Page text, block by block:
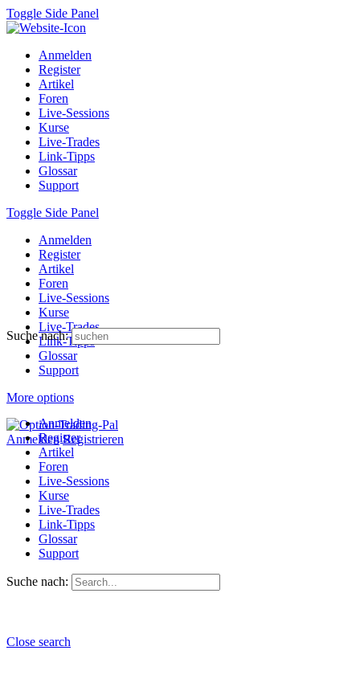
Toggle Side Panel
Anmelden
Register
Artikel
Foren
Live-Sessions
Kurse
Live-Trades
Link-Tipps
Glossar
Support
Toggle Side Panel
Anmelden
Register
Artikel
Foren
Live-Sessions
Kurse
Live-Trades
Link-Tipps
Glossar
Support
More options
Anmelden Registrieren
Suche nach:
Anmelden
Register
Artikel
Foren
Live-Sessions
Kurse
Live-Trades
Link-Tipps
Glossar
Support
Suche nach:
Close search